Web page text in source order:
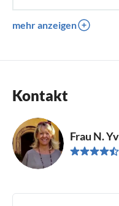
mehr anzeigen
Kontakt
Frau N.